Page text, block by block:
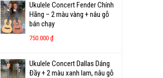
Ukulele Concert Fender Chính
Hãng – 2 màu vàng + nâu gỗ
bán chạy
750.000 ₫
Ukulele Concert Dallas Dáng
Đầy + 2 màu xanh lam, nâu gỗ